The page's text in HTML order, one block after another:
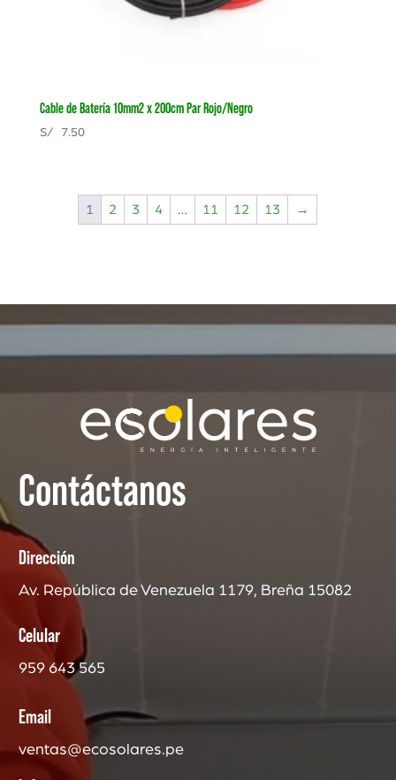
Cable de Batería 10mm2 x 200cm Par Rojo/Negro
S/7.50
1 2 3 4 … 11 12 13 →
Contáctanos
Dirección
Av. República de Venezuela 1179, Breña 15082
Celular
959 643 565
Email
ventas@ecosolares.pe